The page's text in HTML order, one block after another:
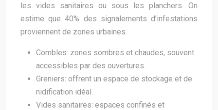
les vides sanitaires ou sous les planchers. On
estime que 40% des signalements d’infestations
proviennent de zones urbaines.
Combles: zones sombres et chaudes, souvent
accessibles par des ouvertures.
Greniers: offrent un espace de stockage et de
nidification idéal.
Vides sanitaires: espaces confinés et